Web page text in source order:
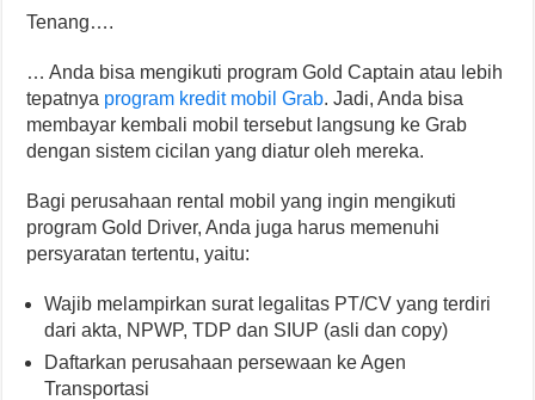
Tenang….
… Anda bisa mengikuti program Gold Captain atau lebih
tepatnya program kredit mobil Grab. Jadi, Anda bisa
membayar kembali mobil tersebut langsung ke Grab
dengan sistem cicilan yang diatur oleh mereka.
Bagi perusahaan rental mobil yang ingin mengikuti
program Gold Driver, Anda juga harus memenuhi
persyaratan tertentu, yaitu:
Wajib melampirkan surat legalitas PT/CV yang terdiri
dari akta, NPWP, TDP dan SIUP (asli dan copy)
Daftarkan perusahaan persewaan ke Agen
Transportasi